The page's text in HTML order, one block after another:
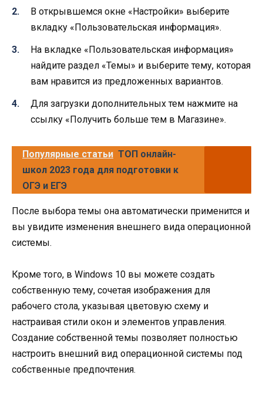
В открывшемся окне «Настройки» выберите
вкладку «Пользовательская информация».
На вкладке «Пользовательская информация»
найдите раздел «Темы» и выберите тему, которая
вам нравится из предложенных вариантов.
Для загрузки дополнительных тем нажмите на
ссылку «Получить больше тем в Магазине».
Популярные статьи ТОП онлайн-
школ 2023 года для подготовки к
ОГЭ и ЕГЭ
После выбора темы она автоматически применится и
вы увидите изменения внешнего вида операционной
системы.
Кроме того, в Windows 10 вы можете создать
собственную тему, сочетая изображения для
рабочего стола, указывая цветовую схему и
настраивая стили окон и элементов управления.
Создание собственной темы позволяет полностью
настроить внешний вид операционной системы под
собственные предпочтения.